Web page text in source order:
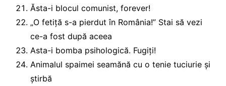
Ăsta-i blocul comunist, forever!
„O fetiță s-a pierdut în România!” Stai să vezi
ce-a fost după aceea
Asta-i bomba psihologică. Fugiți!
Animalul spaimei seamănă cu o tenie tuciurie și
știrbă